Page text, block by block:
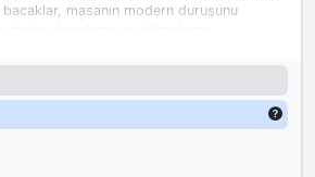
masanın modern duruşunu
Yönetici Masası, sade ve şık
sağlayarak, profesyonel ve ilham verici